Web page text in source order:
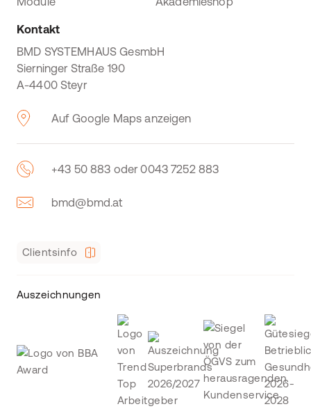
Kontakt
BMD SYSTEMHAUS GesmbH
Sierninger Straße 190
A-4400 Steyr
Auf Google Maps anzeigen
+43 50 883 oder 0043 7252 883
bmd@bmd.at
Clientsinfo
Auszeichnungen